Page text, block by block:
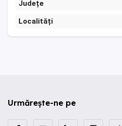
Județe
Localități
Urmărește-ne pe